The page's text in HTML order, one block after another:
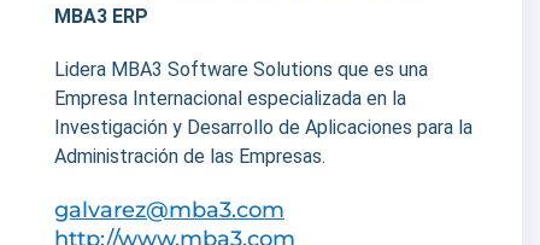
MBA3 ERP
Lidera MBA3 Software Solutions que es una
Empresa Internacional especializada en la
Investigación y Desarrollo de Aplicaciones para la
Administración de las Empresas.
galvarez@mba3.com
http://www.mba3.com